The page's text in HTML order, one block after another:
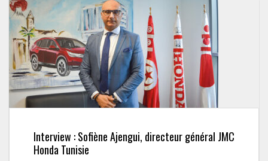
Interview : Sofiène Ajengui, directeur général JMC
Honda Tunisie